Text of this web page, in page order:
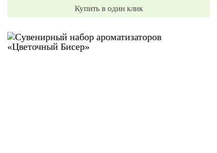
Купить в один клик